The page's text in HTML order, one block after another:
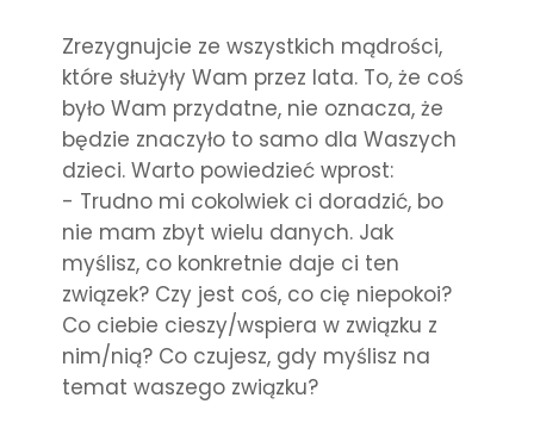
Zrezygnujcie ze wszystkich mądrości,
które służyły Wam przez lata. To, że coś
było Wam przydatne, nie oznacza, że
będzie znaczyło to samo dla Waszych
dzieci. Warto powiedzieć wprost:
- Trudno mi cokolwiek ci doradzić, bo
nie mam zbyt wielu danych. Jak
myślisz, co konkretnie daje ci ten
związek? Czy jest coś, co cię niepokoi?
Co ciebie cieszy/wspiera w związku z
nim/nią? Co czujesz, gdy myślisz na
temat waszego związku?